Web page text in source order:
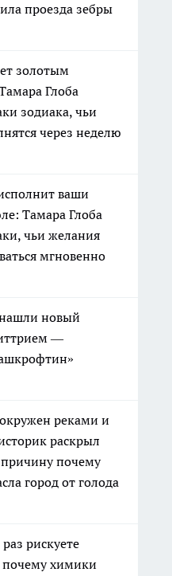
проезда зебры
золотым
Глоба
зодиака, чьи
через неделю
ваши
Тамара Глоба
чьи желания
мгновенно
новый
—
реками и
раскрыл
почему
город от голода
рискуете
почему химики